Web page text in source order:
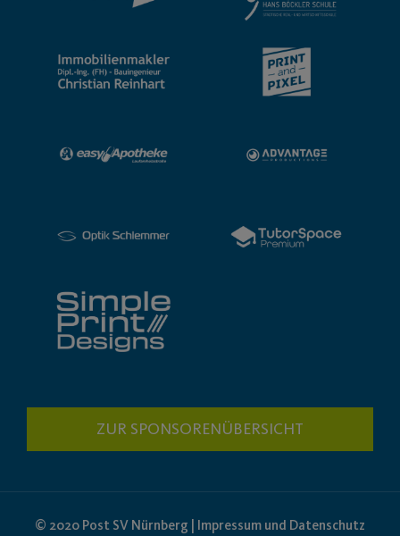
ZUR SPONSORENÜBERSICHT
© 2020 Post SV Nürnberg | Impressum und Datenschutz